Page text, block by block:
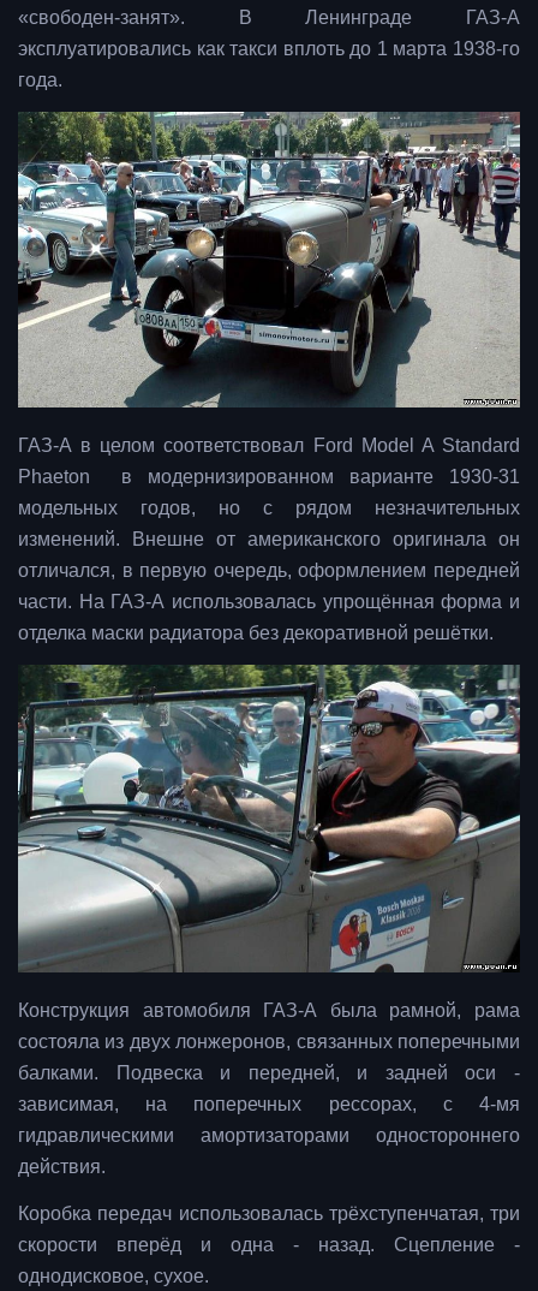
«свободен-занят». В Ленинграде ГАЗ-А
эксплуатировались как такси вплоть до 1 марта 1938-го
года.
ГАЗ-А в целом соответствовал Ford Model A Standard
Phaeton в модернизированном варианте 1930-31
модельных годов, но с рядом незначительных
изменений. Внешне от американского оригинала он
отличался, в первую очередь, оформлением передней
части. На ГАЗ-А использовалась упрощённая форма и
отделка маски радиатора без декоративной решётки.
Конструкция автомобиля ГАЗ-А была рамной, рама
состояла из двух лонжеронов, связанных поперечными
балками. Подвеска и передней, и задней оси -
зависимая, на поперечных рессорах, с 4-мя
гидравлическими амортизаторами одностороннего
действия.
Коробка передач использовалась трёхступенчатая, три
скорости вперёд и одна - назад. Сцепление -
однодисковое, сухое.